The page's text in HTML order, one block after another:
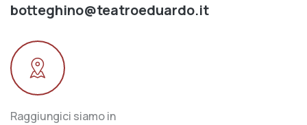
botteghino@teatroeduardo.it
Raggiungici siamo in